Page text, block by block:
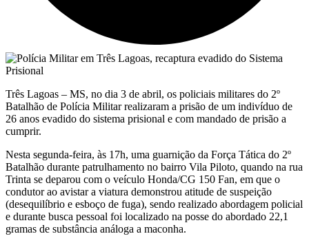
Três Lagoas – MS, no dia 3 de abril, os policiais militares do 2º
Batalhão de Polícia Militar realizaram a prisão de um indivíduo de
26 anos evadido do sistema prisional e com mandado de prisão a
cumprir.
Nesta segunda-feira, às 17h, uma guarnição da Força Tática do 2º
Batalhão durante patrulhamento no bairro Vila Piloto, quando na rua
Trinta se deparou com o veículo Honda/CG 150 Fan, em que o
condutor ao avistar a viatura demonstrou atitude de suspeição
(desequilíbrio e esboço de fuga), sendo realizado abordagem policial
e durante busca pessoal foi localizado na posse do abordado 22,1
gramas de substância análoga a maconha.